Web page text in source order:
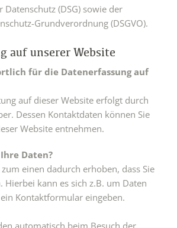
Datenschutz (DSG) sowie der
Grundverordnung (DSGVO).
auf unserer Website
für die Datenerfassung auf
auf dieser Website erfolgt durch
Dessen Kontaktdaten können Sie
Website entnehmen.
Daten?
einen dadurch erhoben, dass Sie
Hierbei kann es sich z.B. um Daten
Kontaktformular eingeben.
automatisch beim Besuch der